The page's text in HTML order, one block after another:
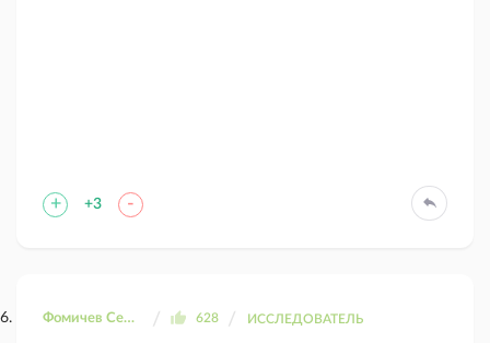
+ +3 -
Фомичев Сергей 628 ИССЛЕДОВАТЕЛЬ